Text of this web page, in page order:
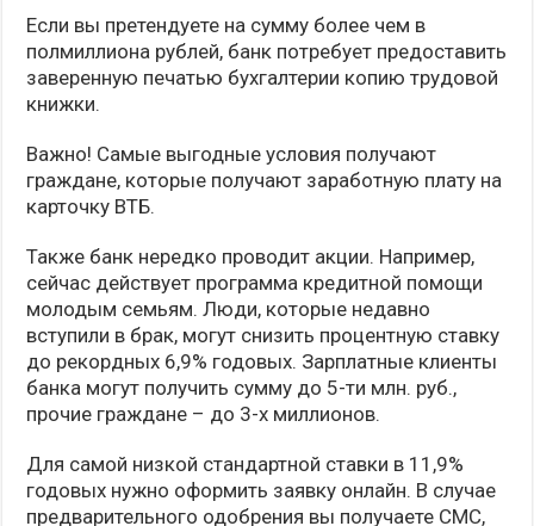
Если вы претендуете на сумму более чем в
полмиллиона рублей, банк потребует предоставить
заверенную печатью бухгалтерии копию трудовой
книжки.
Важно! Самые выгодные условия получают
граждане, которые получают заработную плату на
карточку ВТБ.
Также банк нередко проводит акции. Например,
сейчас действует программа кредитной помощи
молодым семьям. Люди, которые недавно
вступили в брак, могут снизить процентную ставку
до рекордных 6,9% годовых. Зарплатные клиенты
банка могут получить сумму до 5-ти млн. руб.,
прочие граждане – до 3-х миллионов.
Для самой низкой стандартной ставки в 11,9%
годовых нужно оформить заявку онлайн. В случае
предварительного одобрения вы получаете СМС,